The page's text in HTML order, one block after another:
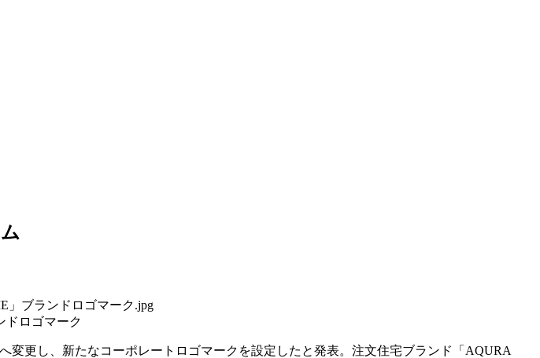
ドロゴマーク
更し、新たなコーポレートロゴマークを設定したと発表。注文住宅ブランド「AQURA